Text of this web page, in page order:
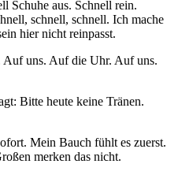
Schuhe aus. Schnell rein.
schnell, schnell. Ich mache
hier nicht reinpasst.
Auf uns. Auf die Uhr. Auf uns.
Bitte heute keine Tränen.
Mein Bauch fühlt es zuerst.
merken das nicht.